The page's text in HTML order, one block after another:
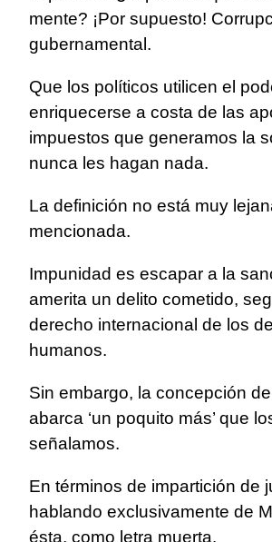
mente? ¡Por supuesto!
gubernamental.
Que los políticos utilicen el
enriquecerse a costa de las
impuestos que generamos la
nunca les hagan nada.
La definición no está muy
mencionada.
Impunidad es escapar a la
amerita un delito cometido,
derecho internacional de los
humanos.
Sin embargo, la concepción
abarca ‘un poquito más’ que
señalamos.
En términos de impartición de
hablando exclusivamente de
ésta, como letra muerta.